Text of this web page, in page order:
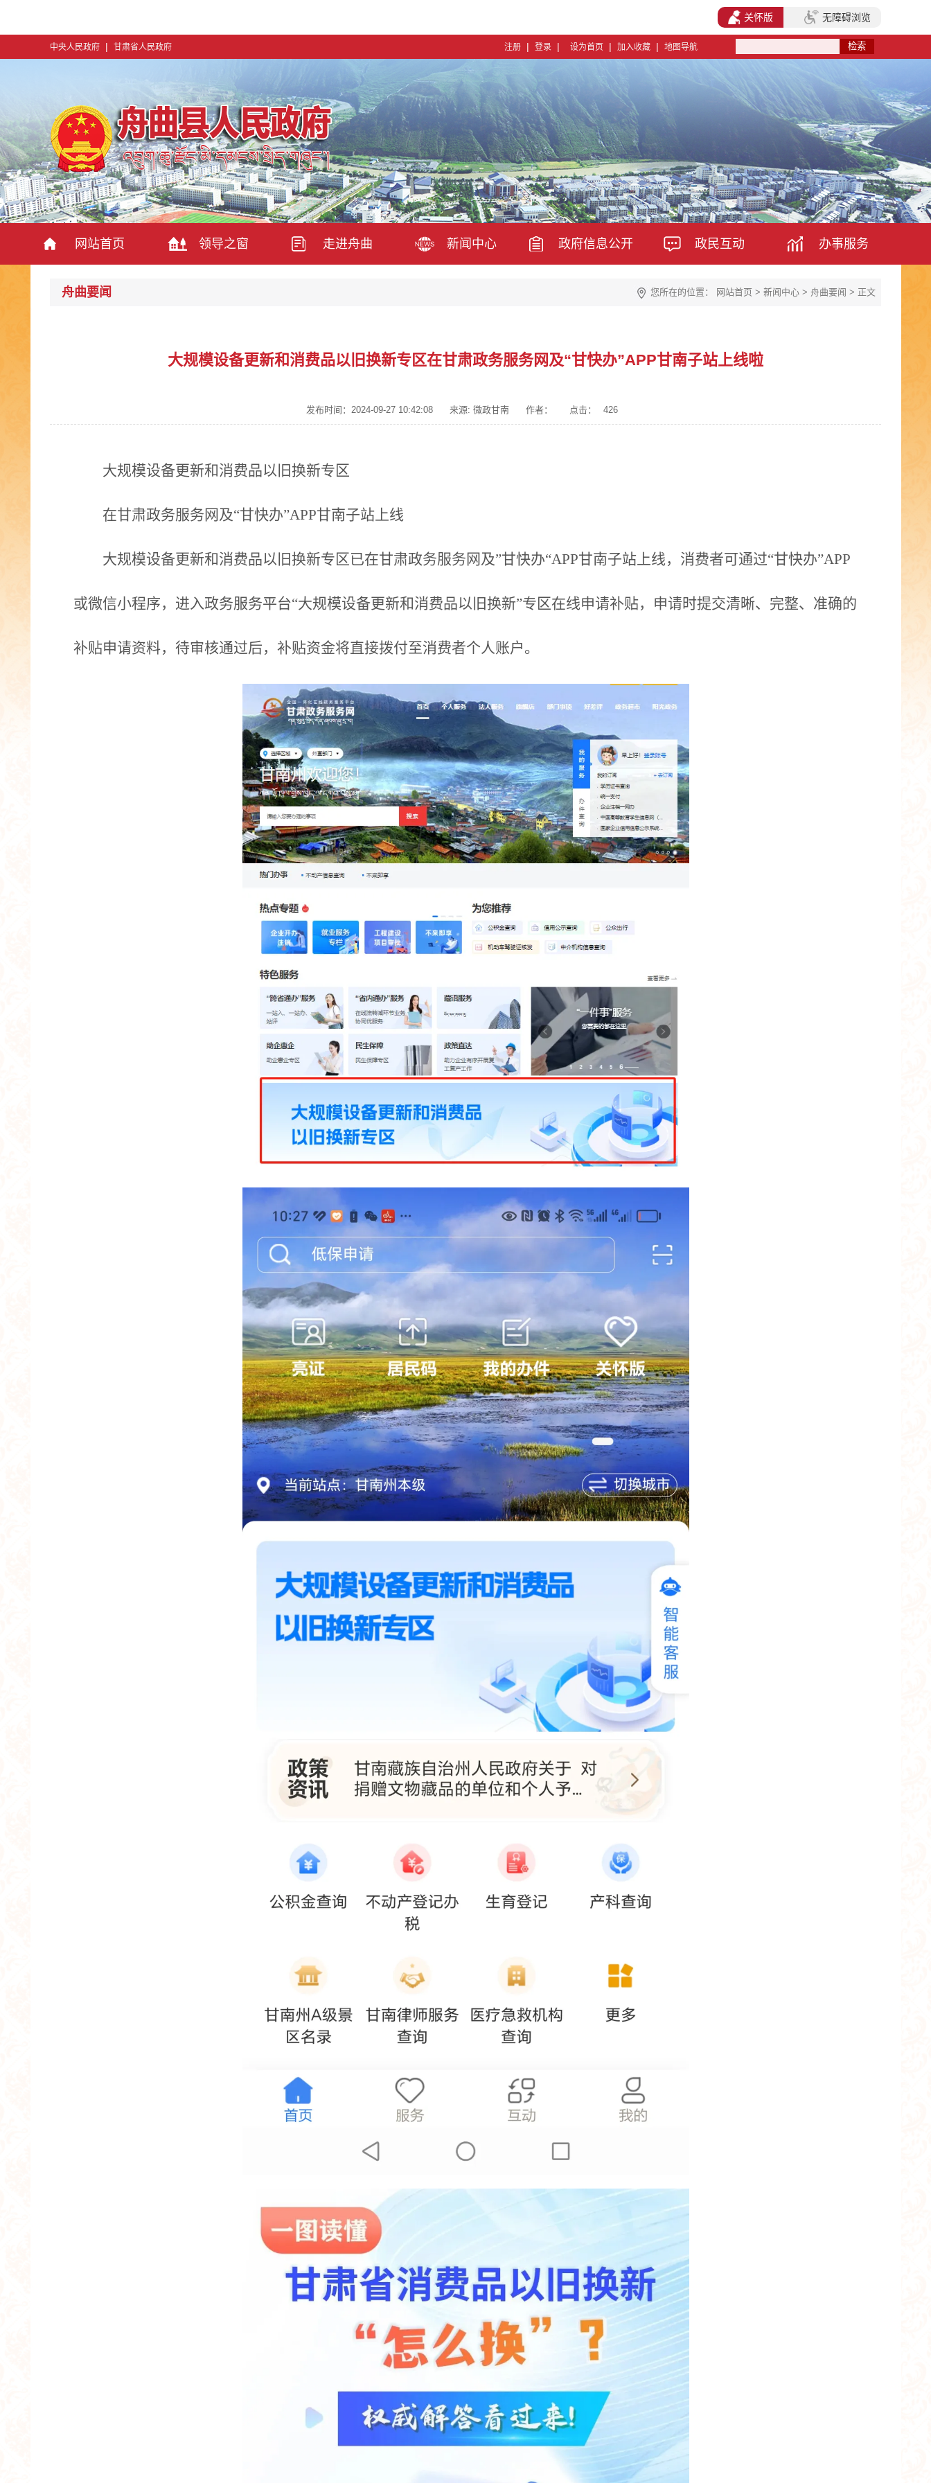
中央人民政府 | 甘肃省人民政府 设为首页 | 加入收藏 | 地图导航
注册 | 登录 |
网站首页 领导之窗 走进舟曲 新闻中心 政府信息公开 政民互动 办事服务
舟曲要闻 您所在的位置： 网站首页 > 新闻中心 > 舟曲要闻 > 正文
大规模设备更新和消费品以旧换新专区在甘肃政务服务网及“甘快办”APP甘南子站上线啦
发布时间：2024-09-27 10:42:08 来源: 微政甘南 作者： 点击： 426
大规模设备更新和消费品以旧换新专区
在甘肃政务服务网及“甘快办”APP甘南子站上线
大规模设备更新和消费品以旧换新专区已在甘肃政务服务网及”甘快办“APP甘南子站上线，消费者可通过“甘快办”APP
或微信小程序，进入政务服务平台“大规模设备更新和消费品以旧换新”专区在线申请补贴，申请时提交清晰、完整、准确的
补贴申请资料，待审核通过后，补贴资金将直接拨付至消费者个人账户。
关怀版 无障碍浏览